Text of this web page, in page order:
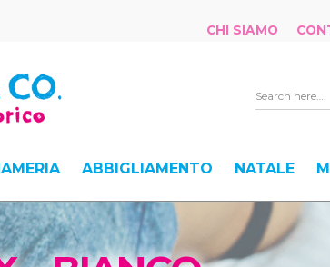
CHI SIAMO
ABBIGLIAMENTO NATALE